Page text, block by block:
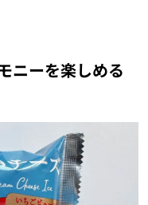
ニーを楽しめる